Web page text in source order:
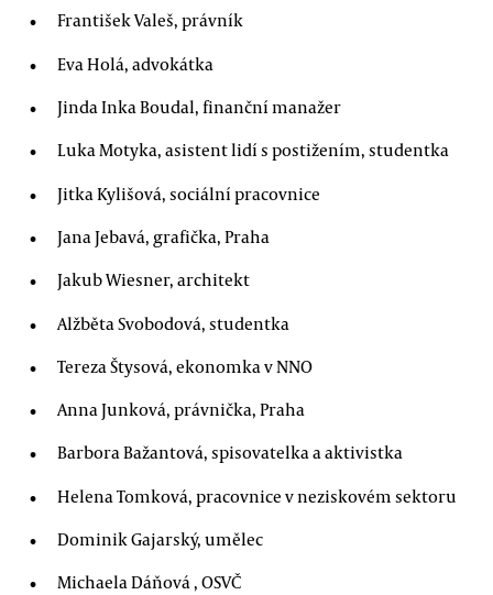
František Valeš, právník
Eva Holá, advokátka
Jinda Inka Boudal, finanční manažer
Luka Motyka, asistent lidí s postižením, studentka
Jitka Kylišová, sociální pracovnice
Jana Jebavá, grafička, Praha
Jakub Wiesner, architekt
Alžběta Svobodová, studentka
Tereza Štysová, ekonomka v NNO
Anna Junková, právnička, Praha
Barbora Bažantová, spisovatelka a aktivistka
Helena Tomková, pracovnice v neziskovém sektoru
Dominik Gajarský, umělec
Michaela Dáňová , OSVČ